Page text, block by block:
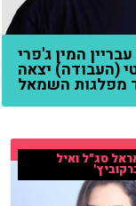
המין ג'פרי
(העבודה) יצאה
מפלגות השמאל
סג"ל ואיל